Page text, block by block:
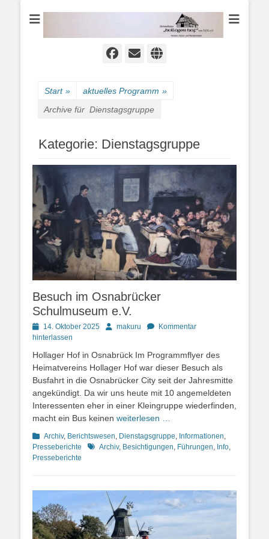
Heimathaus
Hollager Hof v.
Facebook
E-
Website
Start » aktuelles Programm »
Archive für Dienstagsgruppe
Kategorie: Dienstagsgruppe
Besuch im Osnabrücker
Schulmuseum e.V.
Posted
on
14. Oktober 2025 Autormakuru
Kommentar
hinterlassen
Hollager Hof in Osnabrück Im Programmflyer des
Heimatvereins Hollager Hof war dieser Besuch als
Busfahrt in die Osnabrücker City seit der Jahresmitte
angekündigt. Da wir uns heute mit 10 angemeldeten
Interessenten eher in einer Kleingruppe wiederfinden,
macht ein Bus keinen weiterlesen …
Kategorien
Archiv, Berichtswesen Dienstagsgruppe Informationen
Presseberichte
Schlagworte
Archiv, Besichtigungen Führungen Info
Presseberichte